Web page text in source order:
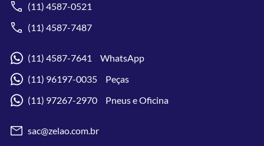
(11) 4587-0521
(11) 4587-7487
(11) 4587-7641 WhatsApp
(11) 96197-0035 Peças
(11) 97267-2970 Pneus e Oficina
sac@zelao.com.br